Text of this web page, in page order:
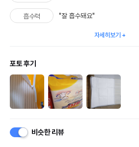
흡수력 "잘 흡수돼요"
자세히보기
포토 후기
비슷한 리뷰